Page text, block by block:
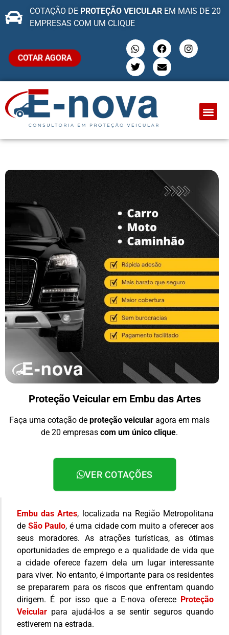
COTAÇÃO DE PROTEÇÃO VEICULAREM MAIS DE 20
EMPRESAS COM UM CLIQUE
COTAR AGORA
Proteção Veicular em Embu das Artes
Faça uma cotação de proteção veicular agora em mais
de 20 empresas com um único clique.
VER COTAÇÕES
Embu das Artes, localizada na Região Metropolitana
de São Paulo, é uma cidade com muito a oferecer aos
seus moradores. As atrações turísticas, as ótimas
oportunidades de emprego e a qualidade de vida que
a cidade oferece fazem dela um lugar interessante
para viver. No entanto, é importante para os residentes
se prepararem para os riscos que enfrentam quando
dirigem. É por isso que a E-nova oferece Proteção
Veicular para ajudá-los a se sentir seguros quando
estiverem na estrada.